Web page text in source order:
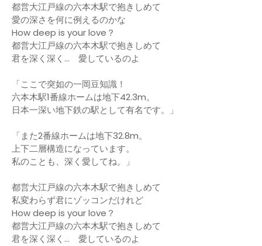
都営大江戸線の六本木駅で抱きしめて
愛の深さを何に例えるのかな
How deep is your love？
都営大江戸線の六本木駅で抱きしめて
君を深く深く... 愛しているのよ
「ここで突如の一岡豆知識！
六本木駅1番線ホームは地下42.3m。
日本一深い地下鉄の駅として有名です。」
「また2番線ホームは地下32.8m。
上下二層構造になっています。
私のことも、深く愛してね。」
都営大江戸線の六本木駅で抱きしめて
私変わらず君にゾッコンだけれど
How deep is your love？
都営大江戸線の六本木駅で抱きしめて
君を深く深く... 愛しているのよ